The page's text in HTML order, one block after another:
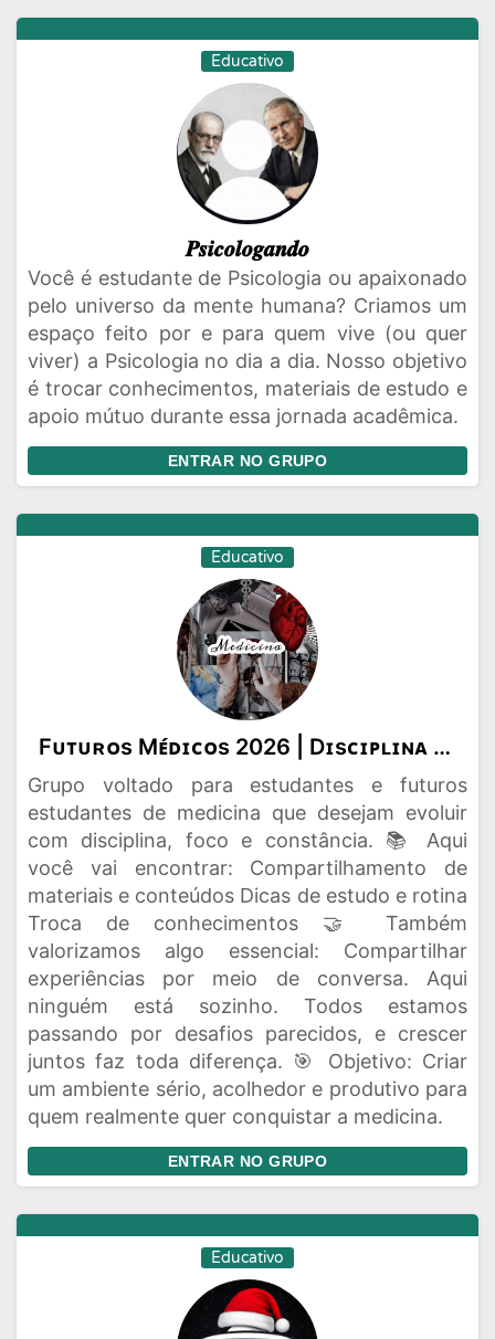
Educativo
𝑷𝒔𝒊𝒄𝒐𝒍𝒐𝒈𝒂𝒏𝒅𝒐
Você é estudante de Psicologia ou apaixonado
pelo universo da mente humana? Criamos um
espaço feito por e para quem vive (ou quer
viver) a Psicologia no dia a dia. Nosso objetivo
é trocar conhecimentos, materiais de estudo e
apoio mútuo durante essa jornada acadêmica.
ENTRAR NO GRUPO
Educativo
Fᴜᴛᴜʀᴏs Mᴇ́ᴅɪᴄᴏs 2026 | Dɪsᴄɪᴘʟɪɴᴀ ᴇ Fᴏᴄᴏ🩺🤍
Grupo voltado para estudantes e futuros
estudantes de medicina que desejam evoluir
com disciplina, foco e constância. 📚 Aqui
você vai encontrar: Compartilhamento de
materiais e conteúdos Dicas de estudo e rotina
Troca de conhecimentos 🤝 Também
valorizamos algo essencial: Compartilhar
experiências por meio de conversa. Aqui
ninguém está sozinho. Todos estamos
passando por desafios parecidos, e crescer
juntos faz toda diferença. 🎯 Objetivo: Criar
um ambiente sério, acolhedor e produtivo para
quem realmente quer conquistar a medicina.
ENTRAR NO GRUPO
Educativo